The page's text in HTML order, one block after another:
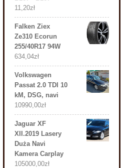
11,20zł
Falken Ziex
Ze310 Ecorun
255/40R17 94W
634,04zł
Volkswagen
Passat 2.0 TDI 10
kM, DSG, navi
10990,00zł
Jaguar XF
XII.2019 Lasery
Duża Navi
Kamera Carplay
105000,00zł